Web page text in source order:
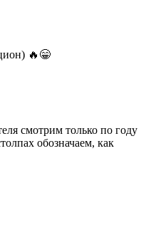
🔥😁
смотрим только по году
обозначаем, как